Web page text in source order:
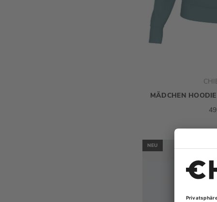
MÄDCHEN
NEU